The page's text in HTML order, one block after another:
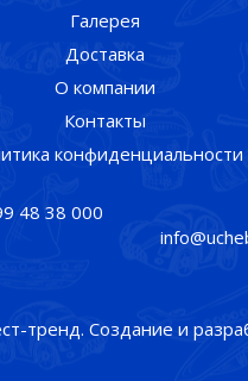
Галерея
Доставка
О компании
Контакты
конфиденциальности
48 38 000